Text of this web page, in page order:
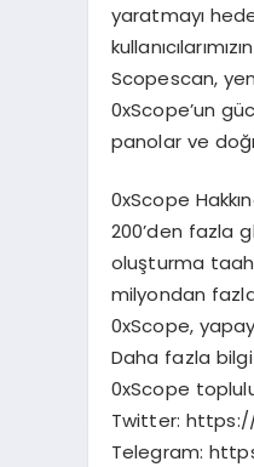
yaratmayı
Scopescan,
0xScope’un
panolar ve
0xScope
200’den fazla
oluşturma
milyondan
0xScope,
Daha fazla
0xScope
Twitter:
Telegram: